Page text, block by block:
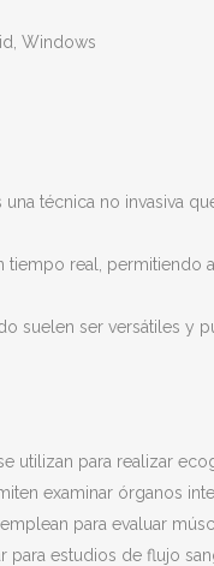
Windows
una técnica no invasiva
tiempo real,
suelen ser versátiles y
utilizan para realizar
examinar órganos
emplean para evaluar
para estudios de flujo